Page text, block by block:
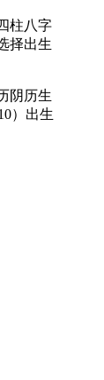
柱八字
择出生
阴历生
）出生